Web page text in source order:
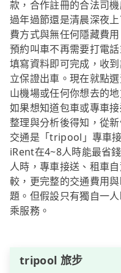
款，合作註冊的合法司
過年過節還是清晨深夜
費方式與無任何隱藏費
預約叫車不再需要打電
填寫資料即可完成，收
立保證出車。現在就點
山機場或任何你想去的
如果想知道包車或專車
整理與分析後得知，從
交通是「tripool」專車
iRent在4~8人時能最省
人時，專車接送、租車
較，更完整的交通費用
題。但假設只有獨自一
乘服務。
tripool 旅步